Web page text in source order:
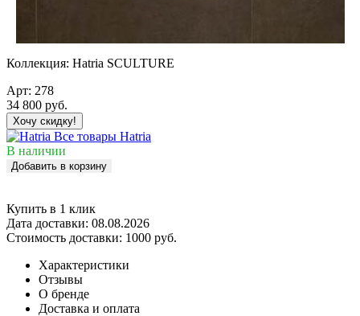
Коллекция: Hatria SCULTURE
Арт: 278
34 800 руб.
Хочу скидку!
Все товары Hatria
В наличии
Добавить в корзину
Купить в 1 клик
Дата доставки: 08.08.2026
Стоимость доставки: 1000 руб.
Характеристики
Отзывы
О бренде
Доставка и оплата